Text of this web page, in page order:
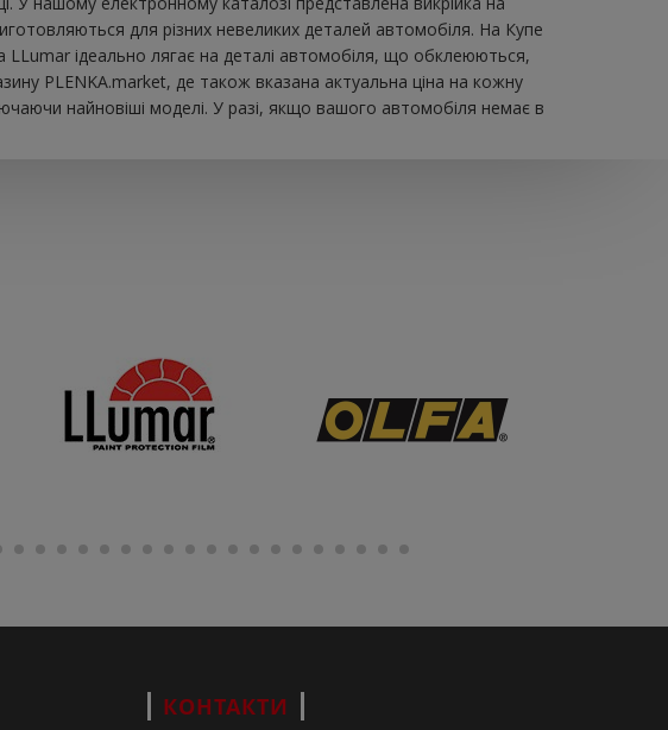
для різних невеликих деталей автомобіля. На Купе
LLumar ідеально лягає на деталі автомобіля, що обклеюються,
PLENKA.market, де також вказана актуальна ціна на кожну
найновіші моделі. У разі, якщо вашого автомобіля немає в
КОНТАКТИ